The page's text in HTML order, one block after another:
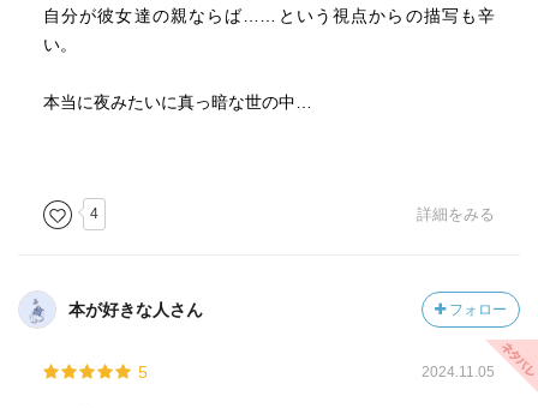
自分が彼女達の親ならば……という視点からの描写も辛
い。
本当に夜みたいに真っ暗な世の中…
4 詳細をみる
本が好きな人さん フォロー
5 2024.11.05